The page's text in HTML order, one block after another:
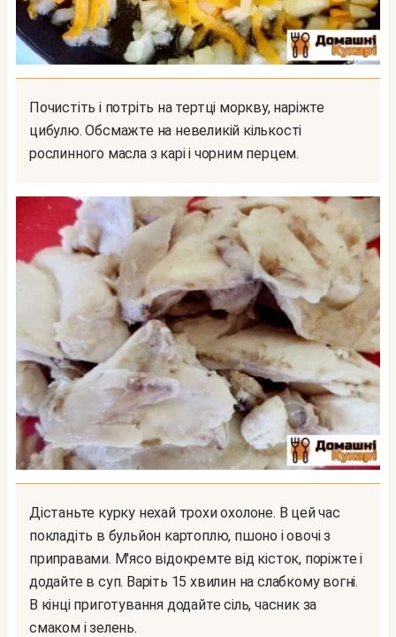
Почистіть і потріть на тертці моркву, наріжте
цибулю. Обсмажте на невеликій кількості
рослинного масла з карі і чорним перцем.
Дістаньте курку нехай трохи охолоне. В цей час
покладіть в бульйон картоплю, пшоно і овочі з
приправами. М'ясо відокремте від кісток, поріжте і
додайте в суп. Варіть 15 хвилин на слабкому вогні.
В кінці приготування додайте сіль, часник за
смаком і зелень.